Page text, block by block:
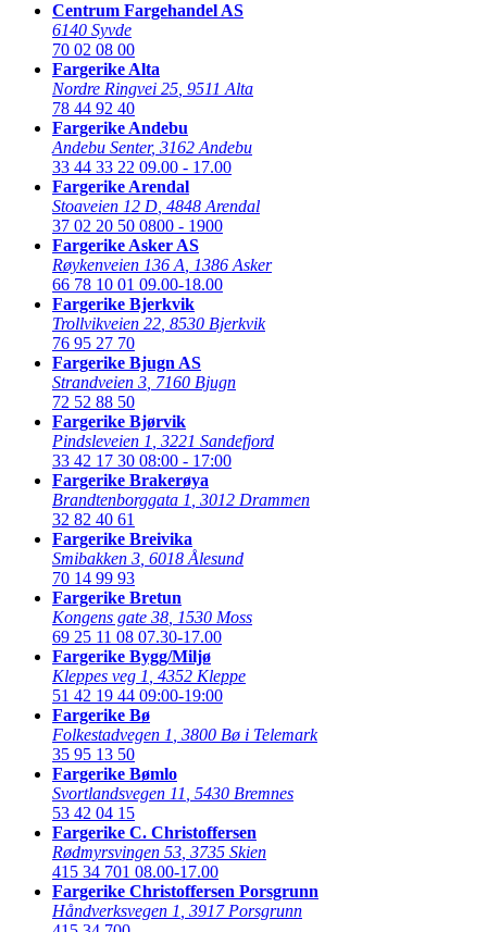
Centrum Fargehandel AS
6140 Syvde
70 02 08 00
Fargerike Alta
Nordre Ringvei 25 9511 Alta
78 44 92 40
Fargerike Andebu
Andebu Senter, 3162 Andebu
33 44 33 22 09.00 - 17.00
Fargerike Arendal
Stoaveien 12 D 4848 Arendal
37 02 20 50 0800 - 1900
Fargerike Asker AS
Røykenveien 136 A
1386 Asker
66 78 10 01 09.00-18.00
Fargerike Bjerkvik
Trollvikveien 22 8530 Bjerkvik
76 95 27 70
Fargerike Bjugn AS
Strandveien 3 7160 Bjugn
72 52 88 50
Fargerike Bjørvik
Pindsleveien 1 3221 Sandefjord
33 42 17 30 08:00 - 17:00
Fargerike Brakerøya
Brandtenborggata 1 3012 Drammen
32 82 40 61
Fargerike Breivika
Smibakken 3 6018 Ålesund
70 14 99 93
Fargerike Bretun
Kongens gate 38 1530 Moss
69 25 11 08 07.30-17.00
Fargerike Bygg/Miljø
Kleppes veg 1 4352 Kleppe
51 42 19 44 09:00-19:00
Fargerike Bø
Folkestadvegen 1 3800 Bø i Telemark
35 95 13 50
Fargerike Bømlo
Svortlandsvegen 11 5430 Bremnes
53 42 04 15
Fargerike C. Christoffersen
Rødmyrsvingen 53 3735 Skien
415 34 701 08.00-17.00
Fargerike Christoffersen Porsgrunn
Håndverksvegen 1 3917 Porsgrunn